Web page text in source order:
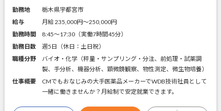
勤務地
栃木県宇都宮市
給与
月給 235,000円〜250,000円
勤務時間
8:45～17:30（実働7時間45分）
勤務日数
週5日（休日：土日祝）
職種分野
バイオ・化学（秤量・サンプリング・分注、前処理・試薬調
製、手分析、機器分析、顕微鏡観察、物性測定、微生物培養）
仕事概要
CMでもおなじみの大手医薬品メーカーでWDB技術社員として
一緒に働きませんか？月給制で安定就業できます。